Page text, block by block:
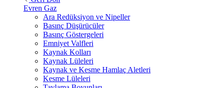
Evren Gaz
Ara Redüksiyon ve Nipeller
Basınç Düşürücüler
Basınç Göstergeleri
Emniyet Valfleri
Kaynak Kolları
Kaynak Lüleleri
Kaynak ve Kesme Hamlaç Aletleri
Kesme Lüleleri